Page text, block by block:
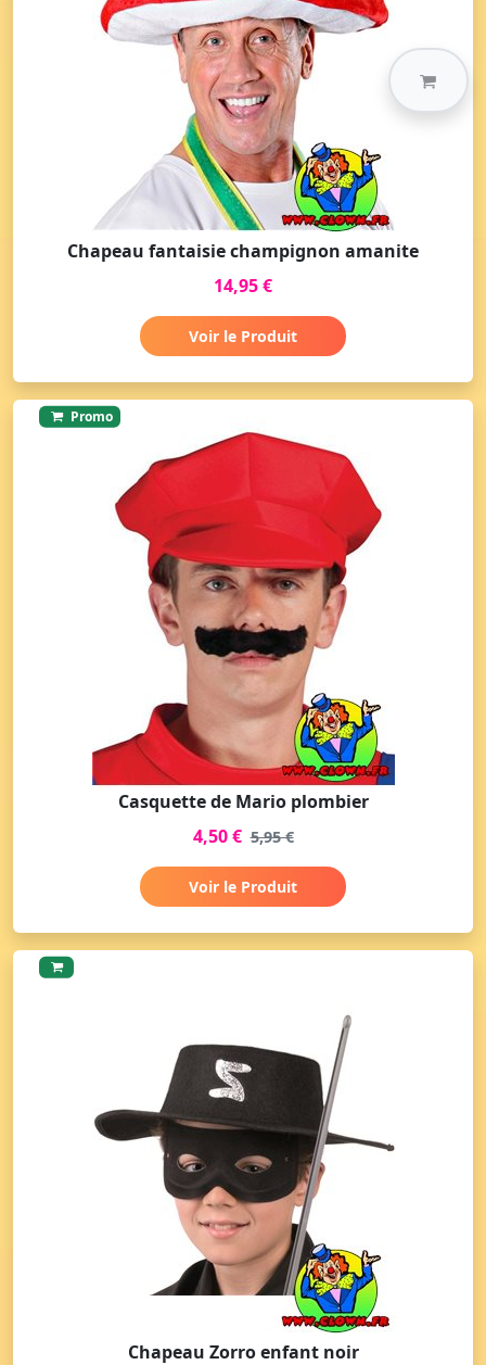
Chapeau fantaisie champignon amanite
14,95 €
Voir le Produit
Promo
Casquette de Mario plombier
4,50 € 5,95 €
Voir le Produit
Chapeau Zorro enfant noir